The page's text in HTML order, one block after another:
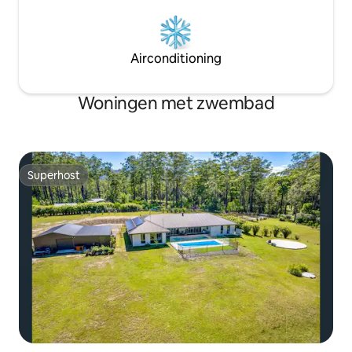
Airconditioning
Woningen met zwembad
Superhost
Superhost